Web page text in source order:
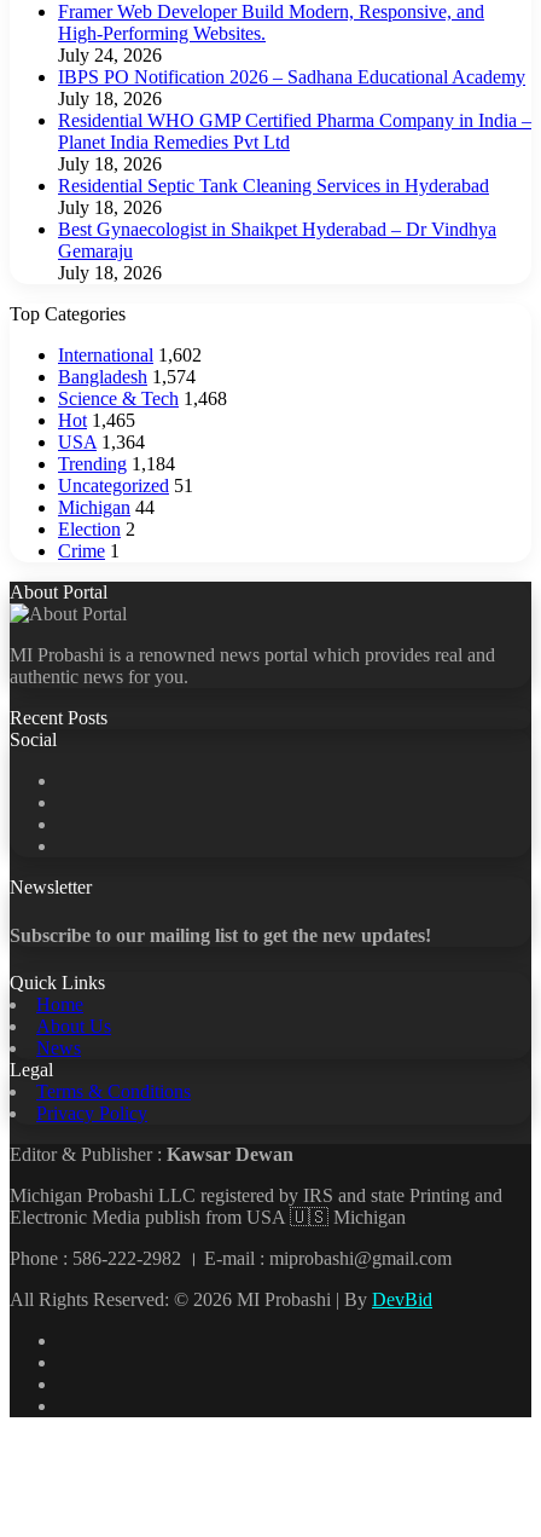
Framer Web Developer Build Modern, Responsive, and
High-Performing Websites.
July 24, 2026
IBPS PO Notification 2026 – Sadhana Educational Academy
July 18, 2026
Residential WHO GMP Certified Pharma Company in India –
Planet India Remedies Pvt Ltd
July 18, 2026
Residential Septic Tank Cleaning Services in Hyderabad
July 18, 2026
Best Gynaecologist in Shaikpet Hyderabad – Dr Vindhya
Gemaraju
July 18, 2026
Top Categories
International 1,602
Bangladesh 1,574
Science & Tech 1,468
Hot 1,465
USA 1,364
Trending 1,184
Uncategorized 51
Michigan 44
Election 2
Crime 1
About Portal
MI Probashi is a renowned news portal which provides real and
authentic news for you.
Recent Posts
Social
Newsletter
Subscribe to our mailing list to get the new updates!
Quick Links
Home
About Us
News
Legal
Terms & Conditions
Privacy Policy
Editor & Publisher : Kawsar Dewan
Michigan Probashi LLC registered by IRS and state Printing and
Electronic Media publish from USA 🇺🇸 Michigan
Phone : 586-222-2982 । E-mail : miprobashi@gmail.com
All Rights Reserved: © 2026 MI Probashi | By DevBid